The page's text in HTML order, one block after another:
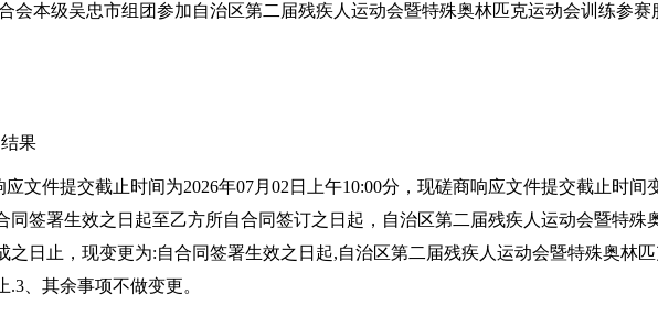
会本级吴忠市组团参加自治区第二届残疾人运动会暨特殊奥林匹克运动会训练参赛
果
文件提交截止时间为2026年07月02日上午10:00分，现磋商响应文件提交截止时间
同签署生效之日起至乙方所自合同签订之日起，自治区第二届残疾人运动会暨特殊
日止，现变更为:自合同签署生效之日起,自治区第二届残疾人运动会暨特殊奥林
、其余事项不做变更。